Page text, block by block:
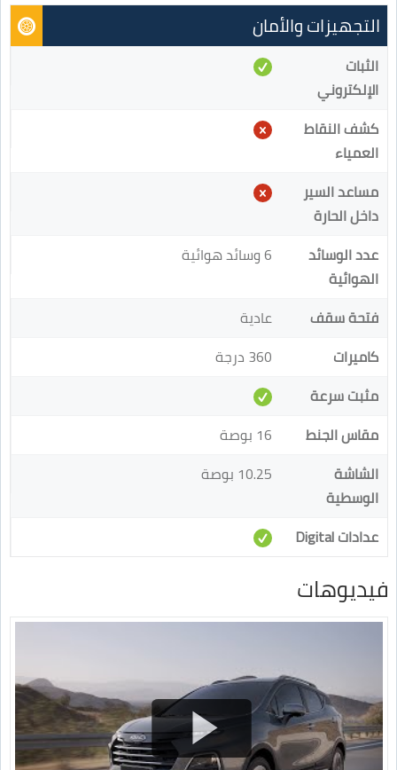
التجهيزات والأمان
الثبات
الإلكتروني
كشف النقاط
العمياء
مساعد السير
داخل الحارة
عدد الوسائد
الهوائية
6 وسائد هوائية
فتحة سقف
عادية
كاميرات
360 درجة
مثبت سرعة
مقاس الجنط
16 بوصة
الشاشة
الوسطية
10.25 بوصة
عدادات Digital
فيديوهات